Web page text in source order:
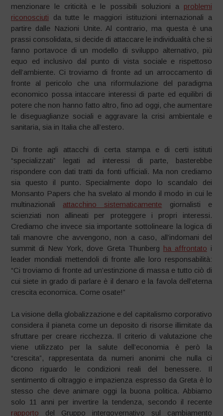
menzionare le criticità e le possibili soluzioni a problemi
riconosciuti da tutte le maggiori istituzioni internazionali a
partire dalle Nazioni Unite. Al contrario, ma questa è una
prassi consolidata, si decide di attaccare le individualità che si
fanno portavoce di un modello di sviluppo alternativo, più
equo ed inclusivo dal punto di vista sociale e rispettoso
dell’ambiente. Ci troviamo di fronte ad un arroccamento di
fronte al pericolo che una riformulazione del paradigma
economico possa intaccare interessi di parte ed equilibri di
potere che non hanno fatto altro, fino ad oggi, che aumentare
le diseguaglianze sociali e aggravare la crisi ambientale e
sanitaria, sia in Italia che all’estero.
Di fronte agli attacchi di certa stampa e di certi istituti
“specializzati” legati ad interessi di parte, basterebbe
rispondere con dati tratti da fonti ufficiali. Ma non crediamo
sia questo il punto. Specialmente dopo lo scandalo dei
Monsanto Papers che ha svelato al mondo il modo in cui le
multinazionali attacchino sistematicamente giornalisti e
scienziati non allineati per proteggere i propri interessi.
Crediamo che invece sia importante sottolineare la logica di
tali manovre che avvengono, non a caso, all’indomani del
summit di New York, dove Greta Thunberg ha affrontato i
leader mondiali mettendoli di fronte alle loro responsabilità:
“Ci troviamo di fronte ad un’estinzione di massa e tutto ciò di
cui siete in grado di parlare è il denaro e la favola dell’eterna
crescita economica. Come osate!”
La visione della globalizzazione e del capitalismo corporativo
considera il pianeta come un deposito di risorse illimitate da
sfruttare per creare ricchezza. Il criterio di valutazione che
viene utilizzato per la salute dell’economia è però la
“crescita”, rappresentata da numeri anonimi che nulla ci
dicono riguardo le condizioni reali del benessere. Il
sentimento di oltraggio e impazienza espresso da Greta è lo
stesso che deve animare oggi la buona politica. Abbiamo
solo 11 anni per invertire la tendenza, secondo il recente
rapporto del Gruppo intergovernativo sul cambiamento